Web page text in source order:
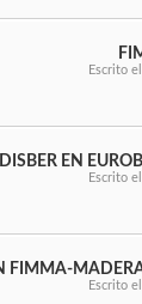
Escrito
DISBER EN
Escrito
FIMMA-
Escrito